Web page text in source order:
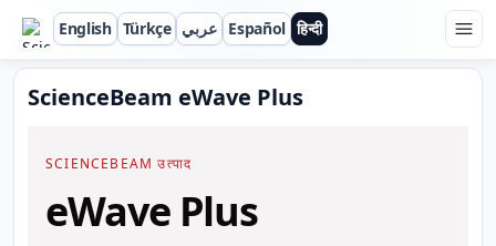
ScienceBeam
English Türkçe عربي Español हिन्दी
ScienceBeam eWave Plus
SCIENCEBEAM उत्पाद
eWave Plus